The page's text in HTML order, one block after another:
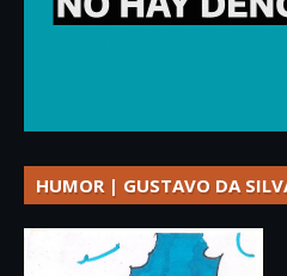
HUMOR | GUSTAVO DA